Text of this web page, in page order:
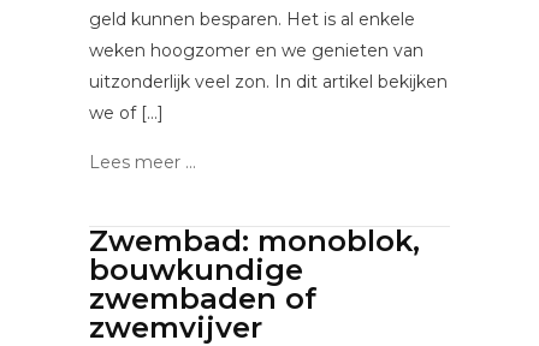
geld kunnen besparen. Het is al enkele
weken hoogzomer en we genieten van
uitzonderlijk veel zon. In dit artikel bekijken
we of […]
Lees meer ...
Zwembad: monoblok,
bouwkundige
zwembaden of
zwemvijver